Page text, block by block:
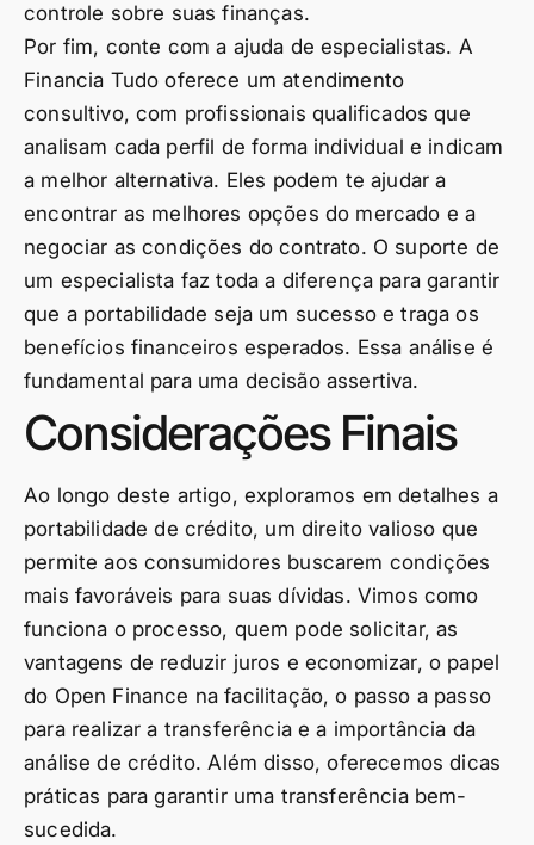
controle sobre suas finanças.
Por fim, conte com a ajuda de especialistas. A
Financia Tudo oferece um atendimento
consultivo, com profissionais qualificados que
analisam cada perfil de forma individual e indicam
a melhor alternativa. Eles podem te ajudar a
encontrar as melhores opções do mercado e a
negociar as condições do contrato. O suporte de
um especialista faz toda a diferença para garantir
que a portabilidade seja um sucesso e traga os
benefícios financeiros esperados. Essa análise é
fundamental para uma decisão assertiva.
Considerações Finais
Ao longo deste artigo, exploramos em detalhes a
portabilidade de crédito, um direito valioso que
permite aos consumidores buscarem condições
mais favoráveis para suas dívidas. Vimos como
funciona o processo, quem pode solicitar, as
vantagens de reduzir juros e economizar, o papel
do Open Finance na facilitação, o passo a passo
para realizar a transferência e a importância da
análise de crédito. Além disso, oferecemos dicas
práticas para garantir uma transferência bem-
sucedida.